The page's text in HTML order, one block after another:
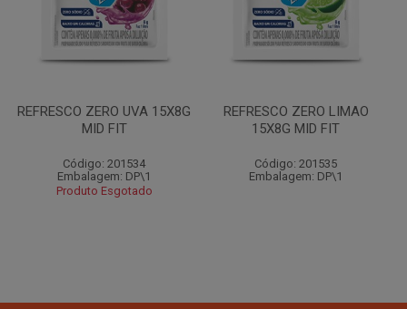
REFRESCO ZERO UVA 15X8G
MID FIT
Código: 201534
Embalagem: DP\1
Produto Esgotado
REFRESCO ZERO LIMAO
15X8G MID FIT
Código: 201535
Embalagem: DP\1